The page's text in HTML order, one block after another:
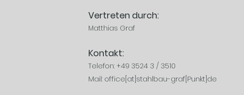
Vertreten durch:
Matthias Graf
Kontakt:
Telefon: +49 3524 3 / 3510
Mail: office[at]stahlbau-graf[Punkt]de